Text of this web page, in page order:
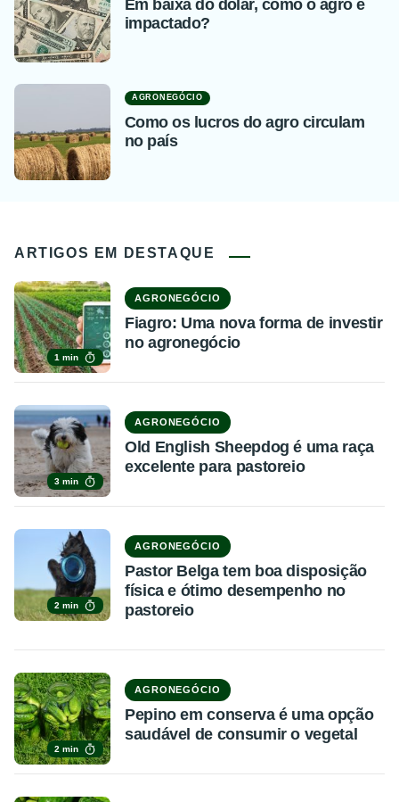
Em baixa do dólar, como o agro é
impactado?
AGRONEGÓCIO
Como os lucros do agro circulam
no país
ARTIGOS EM DESTAQUE
1 min
AGRONEGÓCIO
Fiagro: Uma nova forma de investir
no agronegócio
3 min
AGRONEGÓCIO
Old English Sheepdog é uma raça
excelente para pastoreio
2 min
AGRONEGÓCIO
Pastor Belga tem boa disposição
física e ótimo desempenho no
pastoreio
2 min
AGRONEGÓCIO
Pepino em conserva é uma opção
saudável de consumir o vegetal